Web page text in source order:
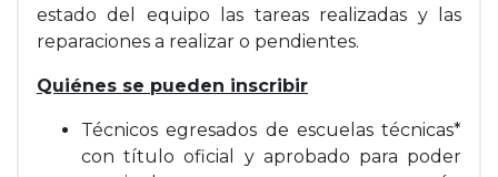
estado del equipo las tareas realizadas y las
reparaciones a realizar o pendientes.
Quiénes se pueden inscribir
Técnicos egresados de escuelas técnicas*
con título oficial y aprobado para poder